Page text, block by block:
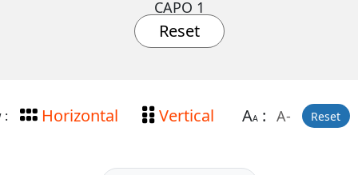
CAPO 1
Reset
: Horizontal Vertical AA: A- Reset